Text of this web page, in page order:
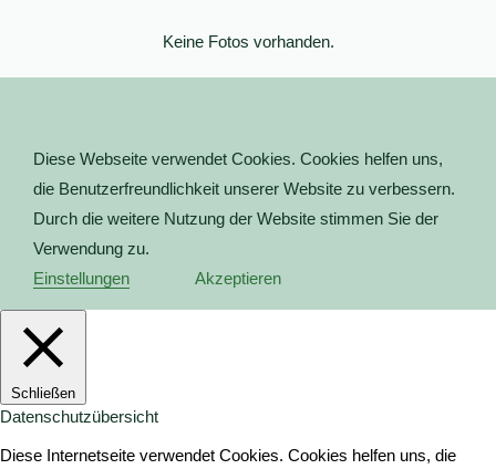
Keine Fotos vorhanden.
Diese Webseite verwendet Cookies. Cookies helfen uns,
die Benutzerfreundlichkeit unserer Website zu verbessern.
Durch die weitere Nutzung der Website stimmen Sie der
Verwendung zu.
Einstellungen
Akzeptieren
Schließen
Datenschutzübersicht
Diese Internetseite verwendet Cookies. Cookies helfen uns, die